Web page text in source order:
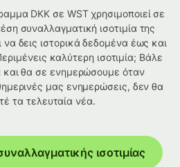
DKK σε WST χρησιμοποιεί σε
συναλλαγματική ισοτιμία της
να δεις ιστορικά δεδομένα έως και
καλύτερη ισοτιμία; Βάλε
και θα σε ενημερώσουμε όταν
μας ενημερώσεις, δεν θα
τα τελευταία νέα.
ισοτιμίας